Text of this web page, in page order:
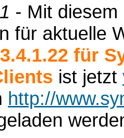
- Mit diesem
für aktuelle
3.4.1.22 für
ist jetzt
http://